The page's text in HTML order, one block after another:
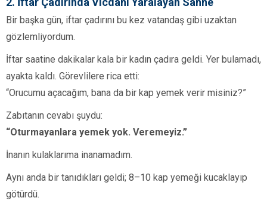
Bir başka gün, iftar çadırını bu kez vatandaş gibi uzaktan
gözlemliyordum.
İftar saatine dakikalar kala bir kadın çadıra geldi. Yer bulamadı,
ayakta kaldı. Görevlilere rica etti:
“Orucumu açacağım, bana da bir kap yemek verir misiniz?”
Zabıtanın cevabı şuydu:
“Oturmayanlara yemek yok. Veremeyiz.”
İnanın kulaklarıma inanamadım.
Aynı anda bir tanıdıkları geldi; 8–10 kap yemeği kucaklayıp
götürdü.